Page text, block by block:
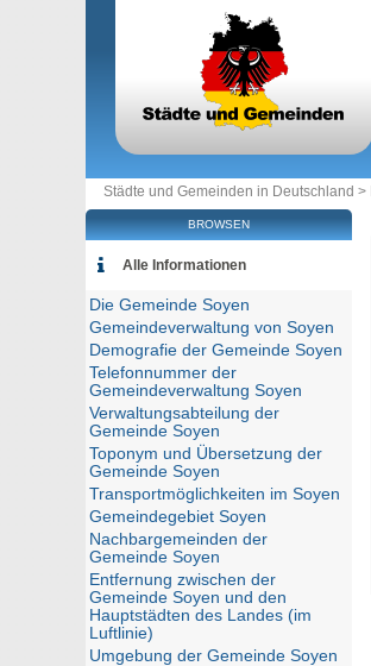
Städte und Gemeinden in Deutschland >
BROWSEN
Alle Informationen
Die Gemeinde Soyen
Gemeindeverwaltung von Soyen
Demografie der Gemeinde Soyen
Telefonnummer der
Gemeindeverwaltung Soyen
Verwaltungsabteilung der
Gemeinde Soyen
Toponym und Übersetzung der
Gemeinde Soyen
Transportmöglichkeiten im Soyen
Gemeindegebiet Soyen
Nachbargemeinden der
Gemeinde Soyen
Entfernung zwischen der
Gemeinde Soyen und den
Hauptstädten des Landes (im
Luftlinie)
Umgebung der Gemeinde Soyen